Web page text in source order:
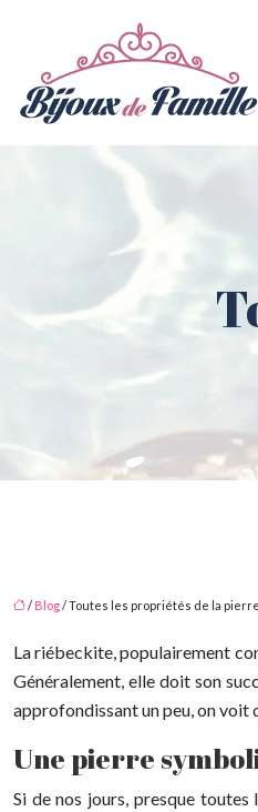
/ Blog/ Toutes les propriétés de la
La riébeckite, populairement
Généralement, elle doit son
approfondissant un peu, on voit
Une pierre
Si de nos jours, presque